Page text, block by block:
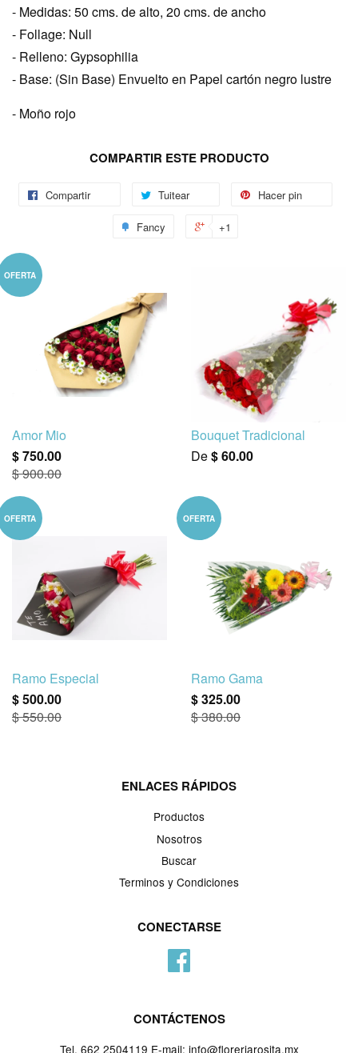
- Medidas: 50 cms. de alto, 20 cms. de ancho
- Follage: Null
- Relleno: Gypsophilia
- Base: (Sin Base) Envuelto en Papel cartón negro lustre
- Moño rojo
COMPARTIR ESTE PRODUCTO
Compartir Tuitear Hacer pin
Fancy +1
OFERTA
Amor Mio
$ 750.00
$ 900.00
Bouquet Tradicional
De$ 60.00
OFERTA
Ramo Especial
$ 500.00
$ 550.00
OFERTA
Ramo Gama
$ 325.00
$ 380.00
ENLACES RÁPIDOS
Productos
Nosotros
Buscar
Terminos y Condiciones
CONECTARSE
CONTÁCTENOS
Tel. 662 2504119 E-mail: info@floreriarosita.mx